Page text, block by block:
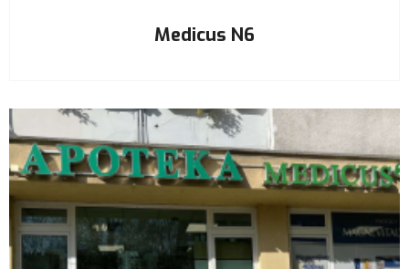
Medicus N6